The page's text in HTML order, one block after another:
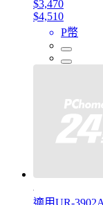
$3,470
$4,510
P幣